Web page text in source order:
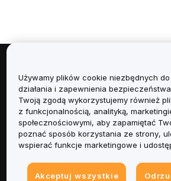
Informacje
Usługi
Obsługa Klienta
Używamy plików cookie niezbędnych do
działania i zapewnienia
Twoją zgodą wykorzystujemy również
z funkcjonalnością, analityką,
społecznościowymi, aby zapamiętać
poznać sposób korzystania ze strony,
wspierać funkcje marketingowe i
Akceptuj wszystkie